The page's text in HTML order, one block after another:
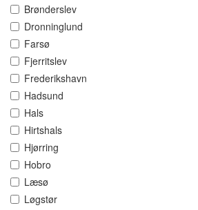
Brønderslev
Dronninglund
Farsø
Fjerritslev
Frederikshavn
Hadsund
Hals
Hirtshals
Hjørring
Hobro
Læsø
Løgstør